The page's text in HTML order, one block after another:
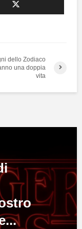
dello Zodiaco
una doppia
vita